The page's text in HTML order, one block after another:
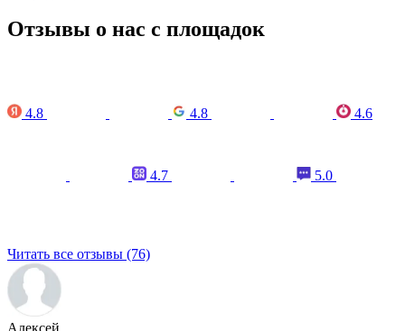
Отзывы о нас с площадок
4.8 4.8 4.6
4.7 5.0
Читать все отзывы (76)
Алексей